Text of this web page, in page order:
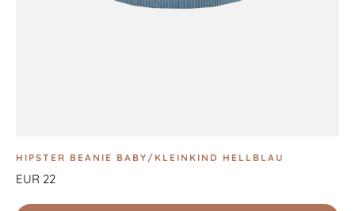
HIPSTER BEANIE BABY/KLEINKIND HELLBLAU
EUR 22